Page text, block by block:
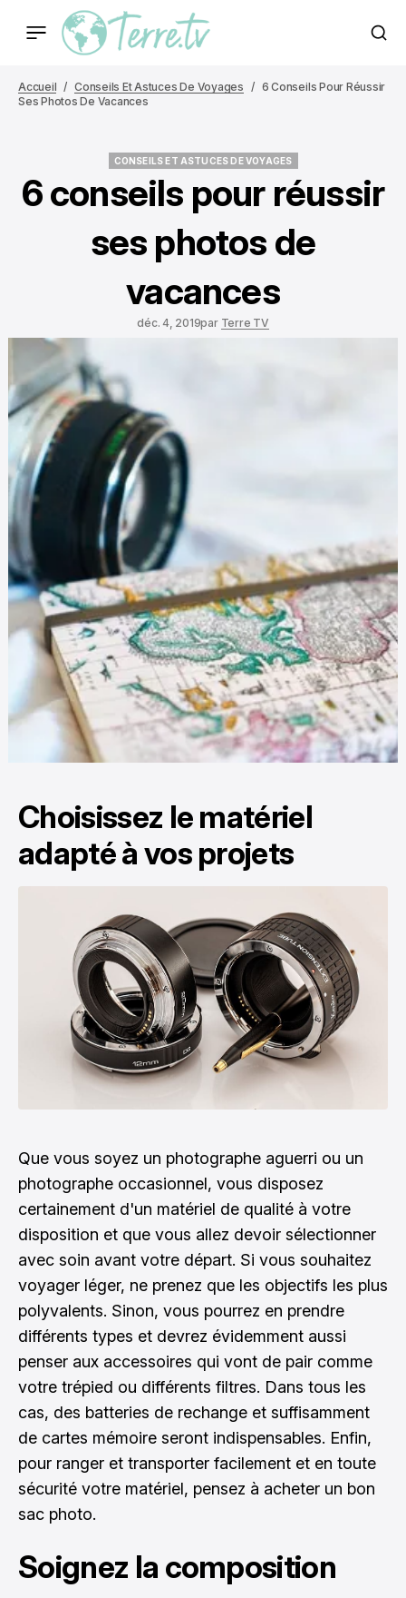
Accueil Conseils Et Astuces De Voyages
6 Conseils Pour Réussir
Ses Photos De Vacances
CONSEILS ET ASTUCES DE VOYAGES
6 conseils pour réussir
ses photos de
vacances
déc. 4, 2019par Terre TV
Choisissez le matériel
adapté à vos projets
Que vous soyez un photographe aguerri ou un
photographe occasionnel, vous disposez
certainement d'un matériel de qualité à votre
disposition et que vous allez devoir sélectionner
avec soin avant votre départ. Si vous souhaitez
voyager léger, ne prenez que les objectifs les plus
polyvalents. Sinon, vous pourrez en prendre
différents types et devrez évidemment aussi
penser aux accessoires qui vont de pair comme
votre trépied ou différents filtres. Dans tous les
cas, des batteries de rechange et suffisamment
de cartes mémoire seront indispensables. Enfin,
pour ranger et transporter facilement et en toute
sécurité votre matériel, pensez à acheter un bon
sac photo.
Soignez la composition